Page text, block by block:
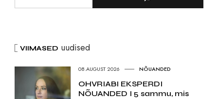
VIIMASED uudised
08.AUGUST 2026 NÕUANDED
OHVRIABI EKSPERDI
NÕUANDED I 5 sammu, mis